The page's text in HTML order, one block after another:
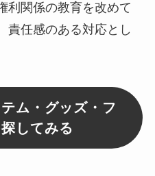
利関係の教育を改めて
責任感のある対応とし
ム・グッズ・フ
してみる